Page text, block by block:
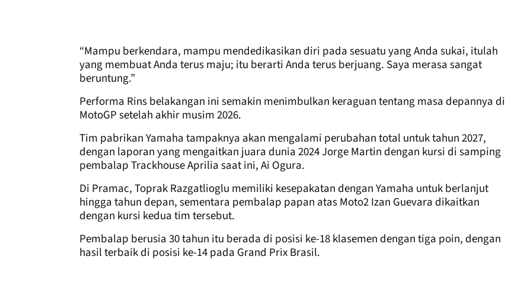
“Mampu berkendara, mampu mendedikasikan diri pada sesuatu yang Anda sukai, itulah
yang membuat Anda terus maju; itu berarti Anda terus berjuang. Saya merasa sangat
beruntung.”
Performa Rins belakangan ini semakin menimbulkan keraguan tentang masa depannya di
MotoGP setelah akhir musim 2026.
Tim pabrikan Yamaha tampaknya akan mengalami perubahan total untuk tahun 2027,
dengan laporan yang mengaitkan juara dunia 2024 Jorge Martin dengan kursi di samping
pembalap Trackhouse Aprilia saat ini, Ai Ogura.
Di Pramac, Toprak Razgatlioglu memiliki kesepakatan dengan Yamaha untuk berlanjut
hingga tahun depan, sementara pembalap papan atas Moto2 Izan Guevara dikaitkan
dengan kursi kedua tim tersebut.
Pembalap berusia 30 tahun itu berada di posisi ke-18 klasemen dengan tiga poin, dengan
hasil terbaik di posisi ke-14 pada Grand Prix Brasil.